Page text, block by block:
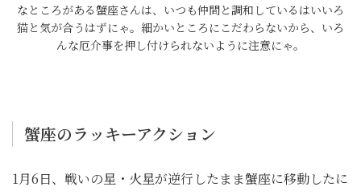
なところがある蟹座さんは、いつも仲間と調和しているはいいろ
猫と気が合うはずにゃ。細かいところにこだわらないから、いろ
んな厄介事を押し付けられないように注意にゃ。
蟹座のラッキーアクション
1月6日、戦いの星・火星が逆行したまま蟹座に移動したに